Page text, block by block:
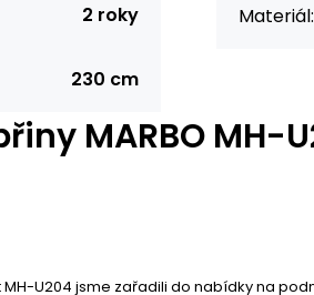
2 roky
230 cm
Materiál:
MARBO MH-
MH-U204 jsme zařadili do nabídky na